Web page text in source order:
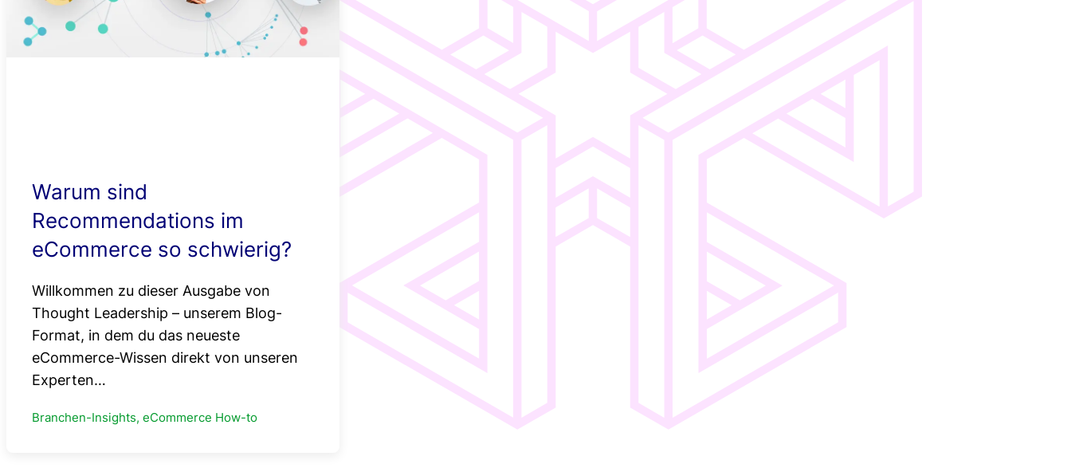
Smartere
Produktempfehlungen
Standortbasierte
Intuitive
Navigation
Einfaches
Merchandising
Consumer
Electronics
Newsroom
Shop-
Audit
Pricing
Support
Integration
Warum sind
Recommendations im
eCommerce so schwierig?
Willkommen zu dieser Ausgabe von
Thought Leadership – unserem Blog-
Format, in dem du das neueste
eCommerce-Wissen direkt von unseren
Experten…
Branchen-Insights, eCommerce How-to